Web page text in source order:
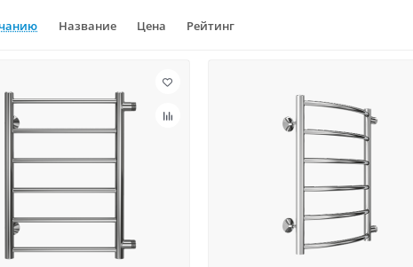
Название Цена Рейтинг